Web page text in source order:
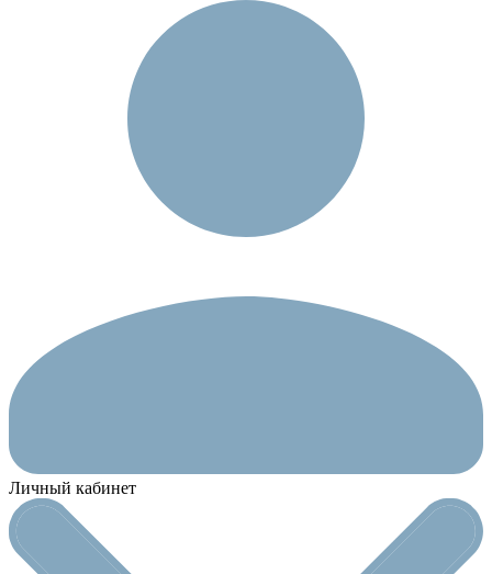
Личный кабинет